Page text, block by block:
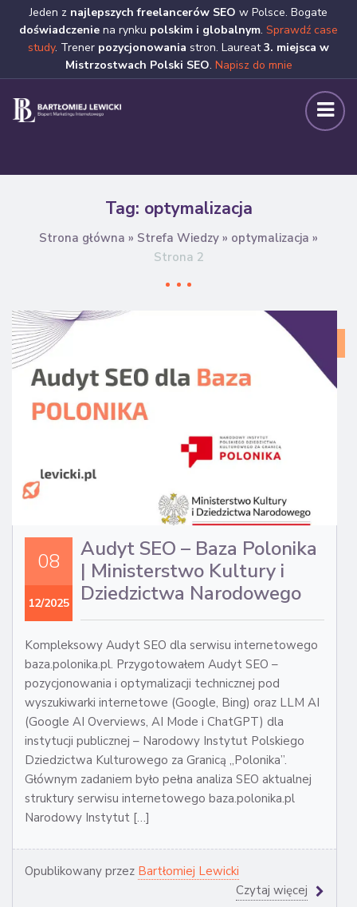
Jeden z najlepszych freelancerów SEO w Polsce. Bogate
doświadczenie na rynku polskim i globalnym. Sprawdź case
study. Trener pozycjonowania stron. Laureat3. miejsca w
Mistrzostwach Polski SEO. Napisz do mnie
Tag: optymalizacja
Strona główna » Strefa Wiedzy » optymalizacja »
Strona 2
08
12/2025
Audyt SEO – Baza Polonika
| Ministerstwo Kultury i
Dziedzictwa Narodowego
Kompleksowy Audyt SEO dla serwisu internetowego
baza.polonika.pl. Przygotowałem Audyt SEO –
pozycjonowania i optymalizacji technicznej pod
wyszukiwarki internetowe (Google, Bing) oraz LLM AI
(Google AI Overviews, AI Mode i ChatGPT) dla
instytucji publicznej – Narodowy Instytut Polskiego
Dziedzictwa Kulturowego za Granicą „Polonika”.
Głównym zadaniem było pełna analiza SEO aktualnej
struktury serwisu internetowego baza.polonika.pl
Narodowy Instytut […]
Opublikowany przez Bartłomiej Lewicki
Czytaj więcej